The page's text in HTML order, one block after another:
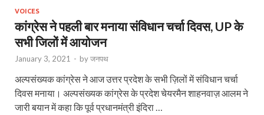
VOICES
कांग्रेस ने पहली बार मनाया संविधान चर्चा दिवस, UP के
सभी जिलों में आयोजन
January 3, 2021 - byजनपथ
अल्पसंख्यक कांग्रेस ने आज उत्तर प्रदेश के सभी ज़िलों में संविधान चर्चा
दिवस मनाया। अल्पसंख्यक कांग्रेस के प्रदेश चेयरमैन शाहनवाज़ आलम ने
जारी बयान में कहा कि पूर्व प्रधानमंत्री इंदिरा …